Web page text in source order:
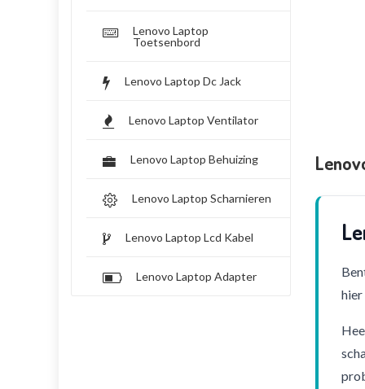
Lenovo Laptop
Toetsenbord
Lenovo Laptop Dc Jack
Lenovo Laptop Ventilator
Lenovo Laptop Behuizing
Lenovo Laptop Scharnieren
Lenovo Laptop Lcd Kabel
Lenovo Laptop Adapter
hier